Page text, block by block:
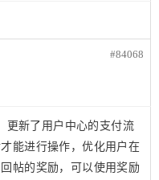
#84068
更新了用户中心的支付流
能进行操作，优化用户在
帖的奖励，可以使用奖励